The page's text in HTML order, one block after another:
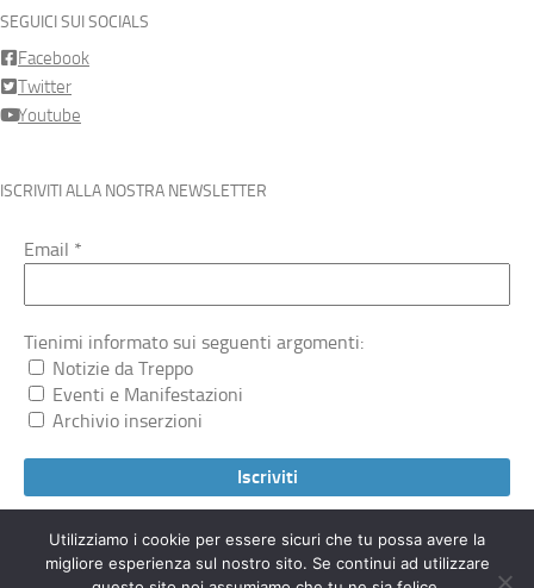
SEGUICI SUI SOCIALS
Facebook
Twitter
Youtube
ISCRIVITI ALLA NOSTRA NEWSLETTER
Email *
Tienimi informato sui seguenti argomenti:
Notizie da Treppo
Eventi e Manifestazioni
Archivio inserzioni
Treppocarnico.org © 2026. Tutti i diritti riservati.
Utilizziamo i cookie per essere sicuri che tu possa avere la
migliore esperienza sul nostro sito. Se continui ad utilizzare